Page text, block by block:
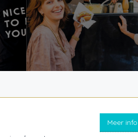
Meer info